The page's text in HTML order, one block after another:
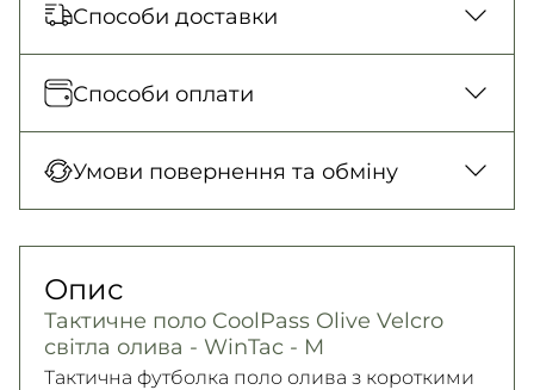
Способи доставки
Відправка кожного дня. Післяплата тільки
на замовлення від 500 грн
150 грн. / 1-2 дні
300 грн. / 1-2 дні
Самовивіз
Безкоштовно
Детальніше
Способи оплати
карткою у відділенні, Безготівковими для
Детальніше
Умови повернення та обміну
Детально про умови повернення та обміну
читайте насторінці
Детальніше
Опис
Тактичне поло CoolPass Olive Velcro
світла олива - WinTac - M
Тактична футболка поло олива з короткими